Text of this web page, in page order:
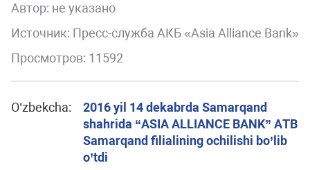
Автор: не указано
Источник: Пресс-служба АКБ «Asia Alliance Bank»
Просмотров: 11592
O’zbekcha:
2016 yil 14 dekabrda Samarqand
shahrida “ASIA ALLIANCE BANK” АTB
Samarqand filialining ochilishi bo’lib
o’tdi